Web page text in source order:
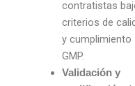
contratistas
criterios de
y cumplimiento
GMP.
Validación y